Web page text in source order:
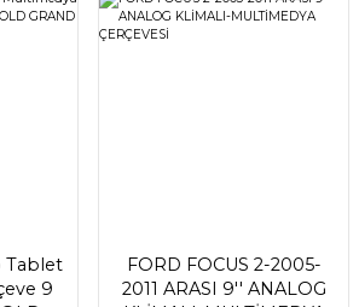
Tablet
9
FORD FOCUS 2-2005-
2011 ARASI 9'' ANALOG